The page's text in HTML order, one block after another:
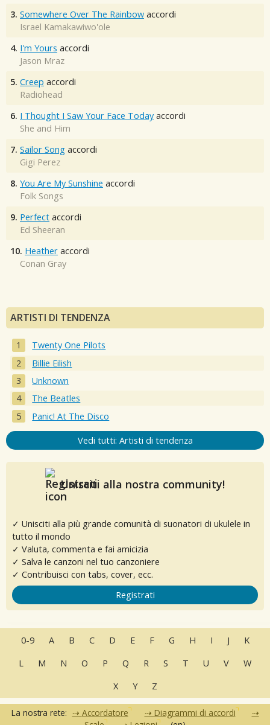
3. Somewhere Over The Rainbow accordi
Israel Kamakawiwo'ole
4. I'm Yours accordi
Jason Mraz
5. Creep accordi
Radiohead
6. I Thought I Saw Your Face Today accordi
She and Him
7. Sailor Song accordi
Gigi Perez
8. You Are My Sunshine accordi
Folk Songs
9. Perfect accordi
Ed Sheeran
10. Heather accordi
Conan Gray
ARTISTI DI TENDENZA
Twenty One Pilots
Billie Eilish
Unknown
The Beatles
Panic! At The Disco
Vedi tutti: Artisti di tendenza
Unisciti alla nostra community!
✓ Unisciti alla più grande comunità di suonatori di ukulele in
tutto il mondo
✓ Valuta, commenta e fai amicizia
✓ Salva le canzoni nel tuo canzoniere
✓ Contribuisci con tabs, cover, ecc.
Registrati
0-9 A B C D E F G H I J
K
L
M N O P Q R S T U V
W
X
Y Z
La nostra rete: Accordatore
Diagrammi di accordi